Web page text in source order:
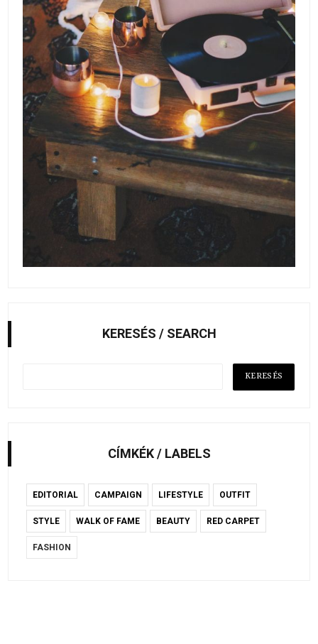
KERESÉS / SEARCH
CÍMKÉK / LABELS
EDITORIAL CAMPAIGN LIFESTYLE OUTFIT
STYLE WALK OF FAME BEAUTY RED CARPET
FASHION